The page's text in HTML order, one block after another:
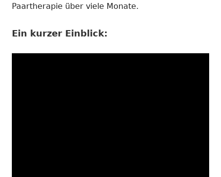
Paartherapie über viele Monate.
Ein kurzer Einblick: